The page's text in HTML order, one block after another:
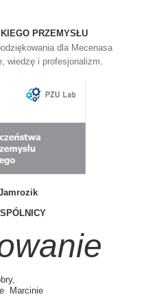
PRZEMYSŁU
dla Mecenasa
wiedzę i profesjonalizm.
Marcinie